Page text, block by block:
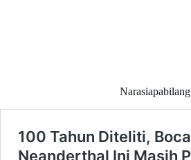
Narasiapabilang